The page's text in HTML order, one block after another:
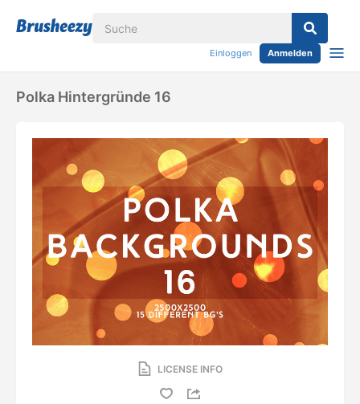
Einloggen Anmelden
Polka Hintergründe 16
LICENSE INFO